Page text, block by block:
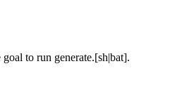
to run generate.[sh|bat].